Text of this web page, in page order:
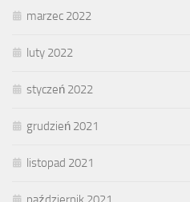
marzec 2022
luty 2022
styczeń 2022
grudzień 2021
listopad 2021